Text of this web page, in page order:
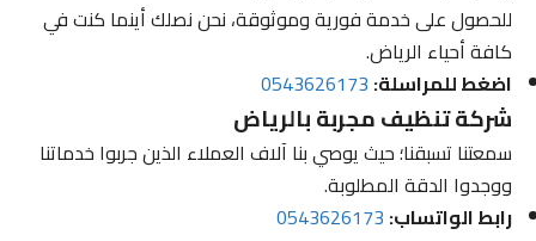
للحصول على خدمة فورية وموثوقة، نحن نصلك أينما كنت في
كافة أحياء الرياض.
اضغط للمراسلة:0543626173
شركة تنظيف مجربة بالرياض
سمعتنا تسبقنا؛ حيث يوصي بنا آلاف العملاء الذين جربوا خدماتنا
ووجدوا الدقة المطلوبة.
رابط الواتساب:0543626173